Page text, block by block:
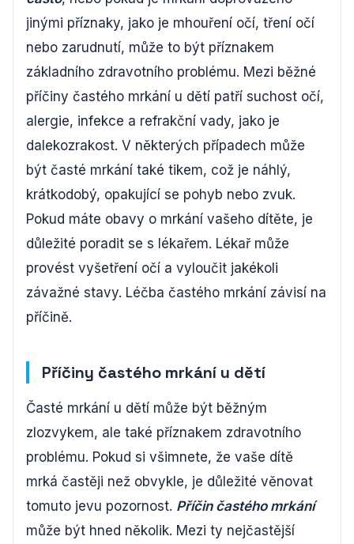
jinými příznaky, jako je mhouření očí, tření očí
nebo zarudnutí, může to být příznakem
základního zdravotního problému. Mezi běžné
příčiny častého mrkání u dětí patří suchost očí,
alergie, infekce a refrakční vady, jako je
dalekozrakost. V některých případech může
být časté mrkání také tikem, což je náhlý,
krátkodobý, opakující se pohyb nebo zvuk.
Pokud máte obavy o mrkání vašeho dítěte, je
důležité poradit se s lékařem. Lékař může
provést vyšetření očí a vyloučit jakékoli
závažné stavy. Léčba častého mrkání závisí na
příčině.
Příčiny častého mrkání u dětí
Časté mrkání u dětí může být běžným
zlozvykem, ale také příznakem zdravotního
problému. Pokud si všimnete, že vaše dítě
mrká častěji než obvykle, je důležité věnovat
tomuto jevu pozornost. Příčin častého mrkání
může být hned několik. Mezi ty nejčastější